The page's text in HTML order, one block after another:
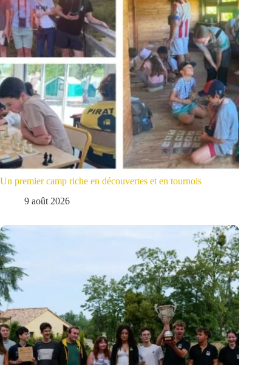
Un premier camp riche en découvertes et en tournois
9 août 2026